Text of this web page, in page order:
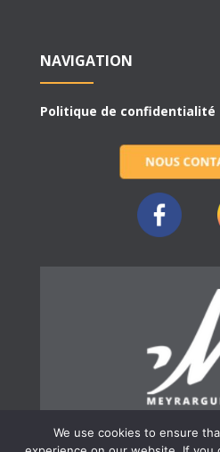
NAVIGATION
Politique de confidentialité
We use cookies to ensure